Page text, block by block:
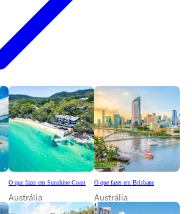
O que fazer em Sunshine Coast
Austrália
O que fazer em Brisbane
Austrália